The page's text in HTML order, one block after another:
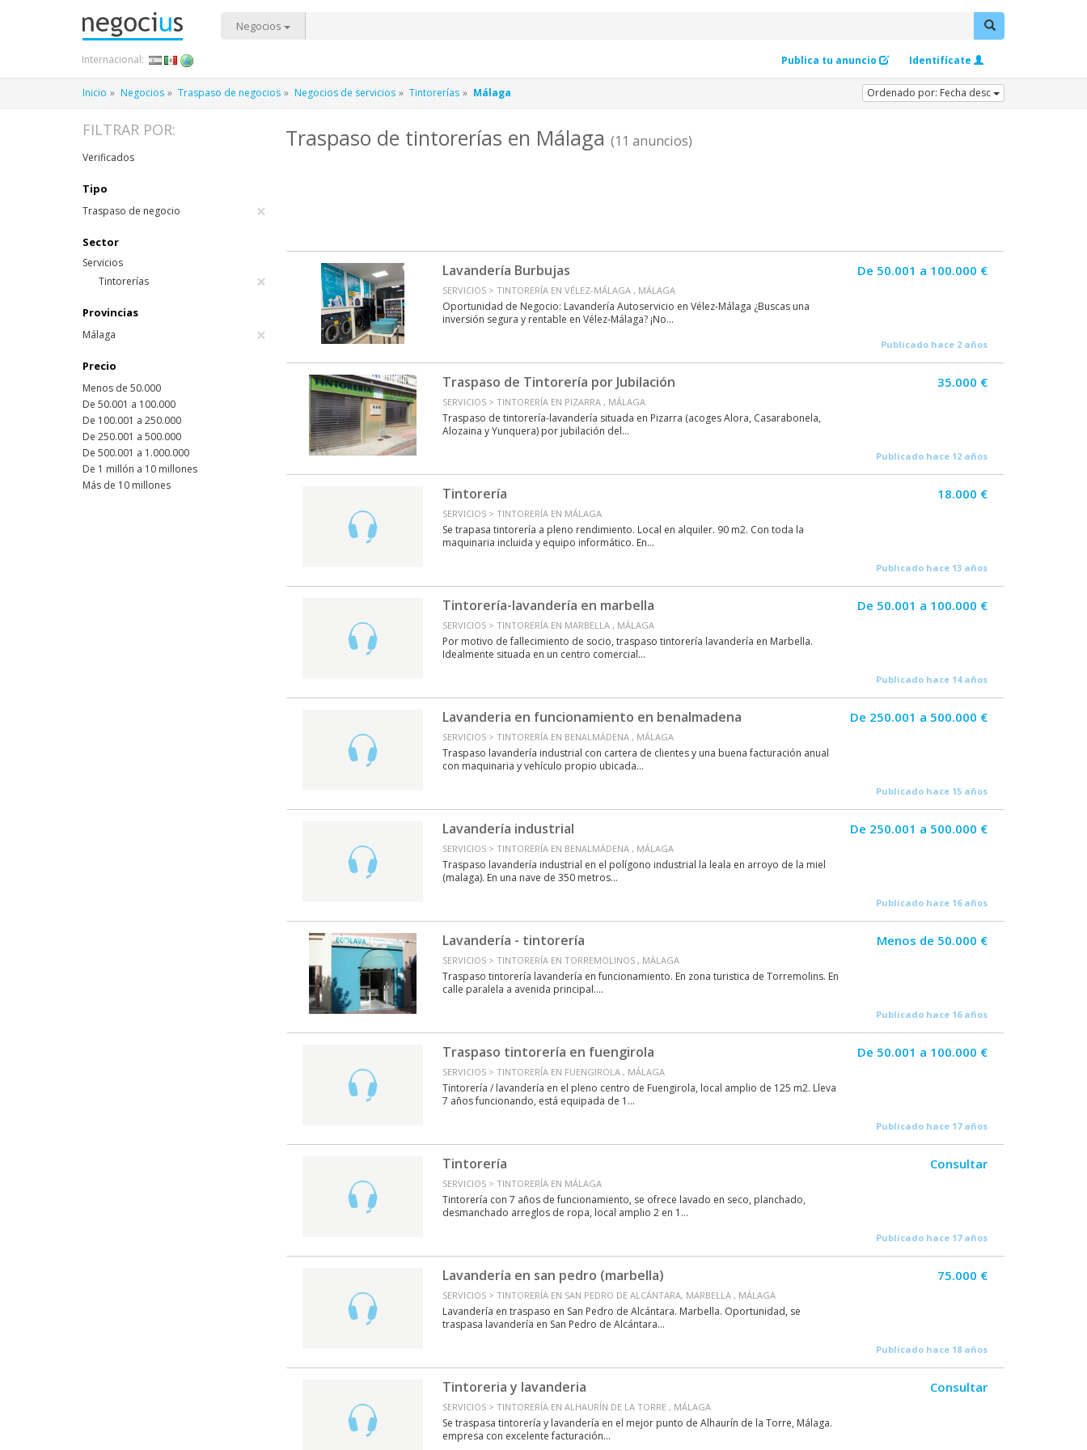
Negocios
Publica tu anuncio Identifícate
Internacional:
Inicio Negocios Traspaso de negocios Negocios de servicios Tintorerías Málaga Ordenado por: Fecha desc
Traspaso de tintorerías en Málaga (11 anuncios)
Lavandería Burbujas
SERVICIOS > TINTORERÍA EN VÉLEZ-MÁLAGA , MÁLAGA
Oportunidad de Negocio: Lavandería Autoservicio en Vélez-Málaga ¿Buscas una
inversión segura y rentable en Vélez-Málaga? ¡No...
De 50.001 a 100.000 €
Publicado hace 2 años
Traspaso de Tintorería por Jubilación
SERVICIOS > TINTORERÍA EN PIZARRA , MÁLAGA
Traspaso de tintorería-lavandería situada en Pizarra (acoges Alora, Casarabonela,
Alozaina y Yunquera) por jubilación del...
35.000 €
Publicado hace 12 años
Tintorería
SERVICIOS > TINTORERÍA EN MÁLAGA
Se trapasa tintorería a pleno rendimiento. Local en alquiler. 90 m2. Con toda la
maquinaria incluida y equipo informático. En...
18.000 €
Publicado hace 13 años
Tintorería-lavandería en marbella
SERVICIOS > TINTORERÍA EN MARBELLA , MÁLAGA
Por motivo de fallecimiento de socio, traspaso tintorería lavandería en Marbella.
Idealmente situada en un centro comercial...
De 50.001 a 100.000 €
Publicado hace 14 años
Lavanderia en funcionamiento en benalmadena
SERVICIOS > TINTORERÍA EN BENALMÁDENA , MÁLAGA
Traspaso lavandería industrial con cartera de clientes y una buena facturación anual
con maquinaria y vehículo propio ubicada...
De 250.001 a 500.000 €
Publicado hace 15 años
Lavandería industrial
SERVICIOS > TINTORERÍA EN BENALMÁDENA , MÁLAGA
Traspaso lavandería industrial en el polígono industrial la leala en arroyo de la miel
(malaga). En una nave de 350 metros...
De 250.001 a 500.000 €
Publicado hace 16 años
Lavandería - tintorería
SERVICIOS > TINTORERÍA EN TORREMOLINOS , MÁLAGA
Traspaso tintorería lavandería en funcionamiento. En zona turistica de Torremolins. En
calle paralela a avenida principal....
Menos de 50.000 €
Publicado hace 16 años
Traspaso tintorería en fuengirola
SERVICIOS > TINTORERÍA EN FUENGIROLA , MÁLAGA
Tintorería / lavandería en el pleno centro de Fuengirola, local amplio de 125 m2. Lleva
7 años funcionando, está equipada de 1...
De 50.001 a 100.000 €
Publicado hace 17 años
Tintorería
SERVICIOS > TINTORERÍA EN MÁLAGA
Tintorería con 7 años de funcionamiento, se ofrece lavado en seco, planchado,
desmanchado arreglos de ropa, local amplio 2 en 1...
Consultar
Publicado hace 17 años
Lavandería en san pedro (marbella)
SERVICIOS > TINTORERÍA EN SAN PEDRO DE ALCÁNTARA, MARBELLA , MÁLAGA
Lavandería en traspaso en San Pedro de Alcántara. Marbella. Oportunidad, se
traspasa lavandería en San Pedro de Alcántara...
75.000 €
Publicado hace 18 años
Tintoreria y lavanderia
SERVICIOS > TINTORERÍA EN ALHAURÍN DE LA TORRE , MÁLAGA
Se traspasa tintorería y lavandería en el mejor punto de Alhaurín de la Torre, Málaga.
empresa con excelente facturación...
Consultar
FILTRAR POR:
Verificados
Tipo
Traspaso de negocio ×
Sector
Servicios
Tintorerías
×
Provincias
Málaga ×
Precio
Menos de 50.000
De 50.001 a 100.000
De 100.001 a 250.000
De 250.001 a 500.000
De 500.001 a 1.000.000
De 1 millón a 10 millones
Más de 10 millones